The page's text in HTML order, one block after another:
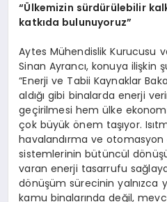
“Ülkemizin sürdürülebilir
katkıda bulunuyoruz”
Aytes Mühendislik Kurucusu
Sinan Ayrancı, konuya ilişkin
“Enerji ve Tabii Kaynaklar
aldığı gibi binalarda enerji
geçirilmesi hem ülke
çok büyük önem taşıyor.
havalandırma ve
sistemlerinin bütüncül
varan enerji tasarrufu
dönüşüm sürecinin yalnızca
kamu binalarında değil,